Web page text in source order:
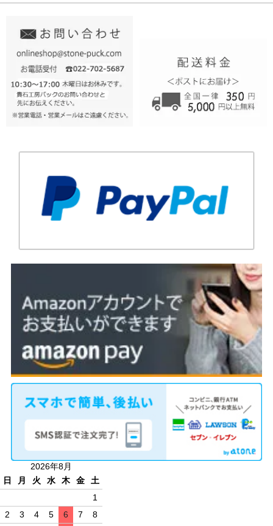
2026年8月
日
月 火 水 木 金
土
1
2
3 4 5 6 7
8